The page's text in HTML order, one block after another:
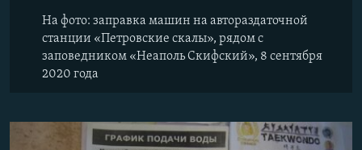
На фото: заправка машин на автораздаточной
станции «Петровские скалы», рядом с
заповедником «Неаполь Скифский», 8 сентября
2020 года